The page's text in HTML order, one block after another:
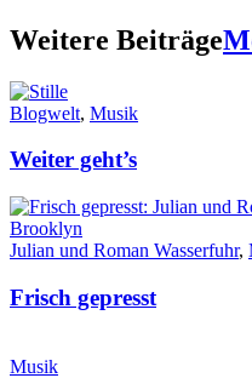
Weitere Beiträge
Blogwelt, Musik
Weiter geht’s
Julian und Roman Wasserfuhr,
Frisch gepresst
Musik